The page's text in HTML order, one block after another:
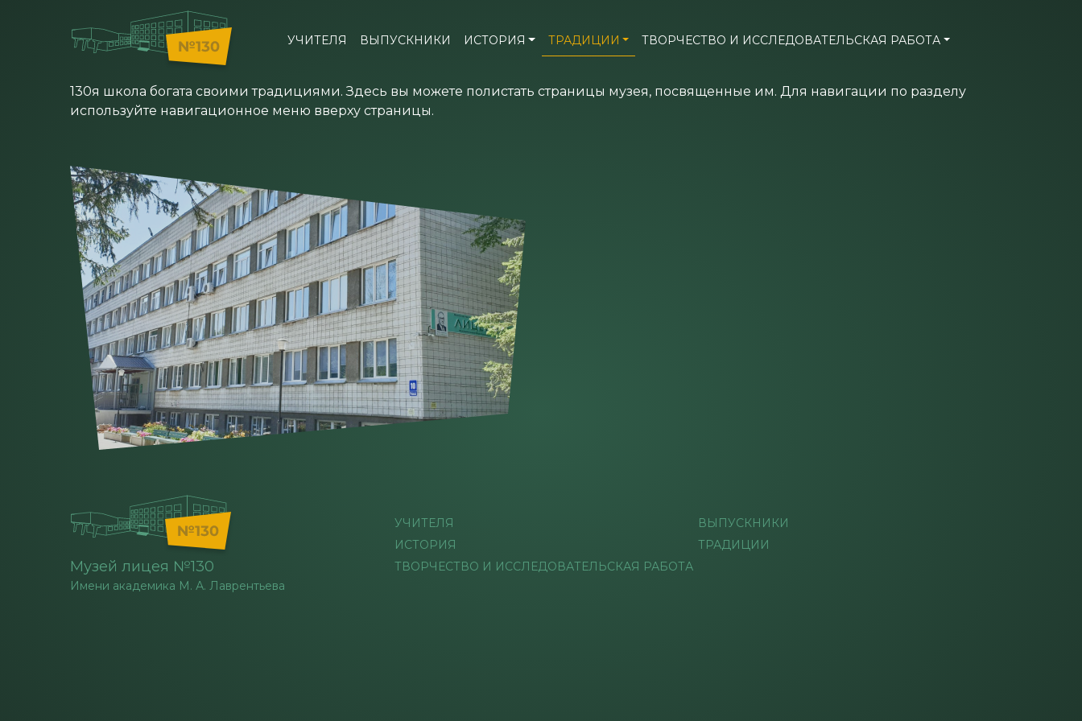
УЧИТЕЛЯ ВЫПУСКНИКИ ИСТОРИЯ ТРАДИЦИИ ТВОРЧЕСТВО И ИССЛЕДОВАТЕЛЬСКАЯ РАБОТА
130я школа богата своими традициями. Здесь вы можете полистать страницы музея, посвященные им. Для навигации по разделу
используйте навигационное меню вверху страницы.
Музей лицея №130
Имени академика М. А. Лаврентьева
УЧИТЕЛЯ
ВЫПУСКНИКИ
ИСТОРИЯ
ТРАДИЦИИ
ТВОРЧЕСТВО И ИССЛЕДОВАТЕЛЬСКАЯ РАБОТА